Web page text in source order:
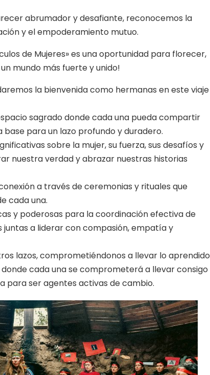
abrumador y desafiante, reconocemos la
y el empoderamiento mutuo.
de Mujeres» es una oportunidad para florecer,
mundo más fuerte y unido!
la bienvenida como hermanas en este viaje
sagrado donde cada una pueda compartir
para un lazo profundo y duradero.
sobre la mujer, su fuerza, sus desafíos y
nuestra verdad y abrazar nuestras historias
a través de ceremonias y rituales que
cada una.
y poderosas para la coordinación efectiva de
a liderar con compasión, empatía y
lazos, comprometiéndonos a llevar lo aprendido
cada una se comprometerá a llevar consigo
para ser agentes activas de cambio.